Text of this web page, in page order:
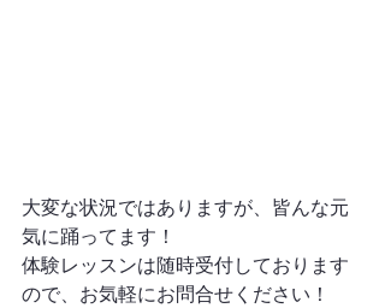
大変な状況ではありますが、皆んな元
気に踊ってます！
体験レッスンは随時受付しております
ので、お気軽にお問合せください！